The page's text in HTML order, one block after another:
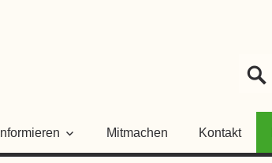
Informieren Mitmachen Kontakt